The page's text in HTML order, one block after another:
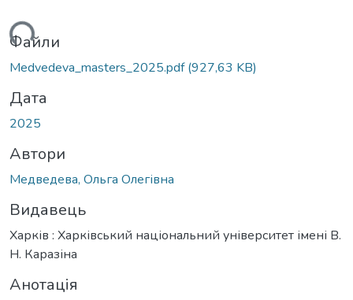
Файли
Medvedeva_masters_2025.pdf(927,63 KB)
Дата
2025
Автори
Медведева, Ольга Олегівна
Видавець
Харків : Харківський національний університет імені В.
Н. Каразіна
Анотація